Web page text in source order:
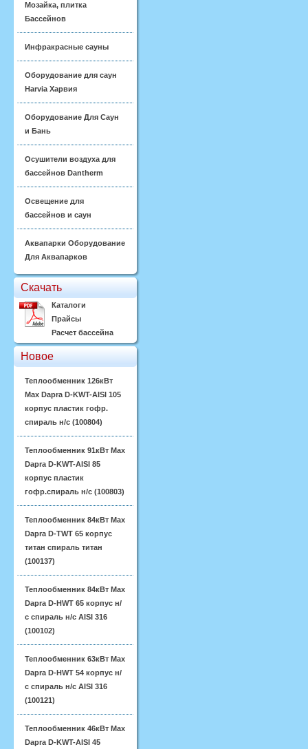
Мозайка, плитка
Бассейнов
Инфракрасные сауны
Оборудование для саун
Harvia Харвия
Оборудование Для Саун
и Бань
Осушители воздуха для
бассейнов Dantherm
Освещение для
бассейнов и саун
Аквапарки Оборудование
Для Аквапарков
Скачать
Каталоги
Прайсы
Расчет бассейна
Новое
Теплообменник 126кВт
Max Dapra D-KWT-AISI 105
корпус пластик гофр.
спираль н/с (100804)
Теплообменник 91кВт Max
Dapra D-KWT-AISI 85
корпус пластик
гофр.спираль н/с (100803)
Теплообменник 84кВт Max
Dapra D-TWT 65 корпус
титан спираль титан
(100137)
Теплообменник 84кВт Max
Dapra D-HWT 65 корпус н/
с спираль н/с AISI 316
(100102)
Теплообменник 63кВт Max
Dapra D-HWT 54 корпус н/
с спираль н/с AISI 316
(100121)
Теплообменник 46кВт Max
Dapra D-KWT-AISI 45